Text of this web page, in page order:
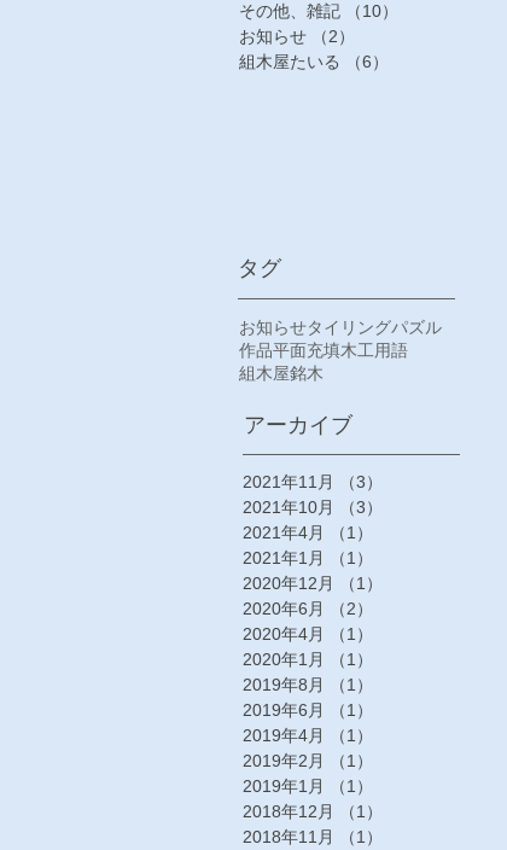
その他、雑記
（10）
お知らせ
（2）
組木屋たいる
（6）
タグ
お知らせタイリングパズル
作品平面充填木工用語
組木屋銘木
アーカイブ
2021年11月 （3）
2021年10月
（3）
2021年4月
（1）
2021年1月
（1）
2020年12月
（1）
2020年6月
（2）
2020年4月
（1）
2020年1月
（1）
2019年8月
（1）
2019年6月
（1）
2019年4月
（1）
2019年2月
（1）
2019年1月
（1）
2018年12月
（1）
2018年11月
（1）